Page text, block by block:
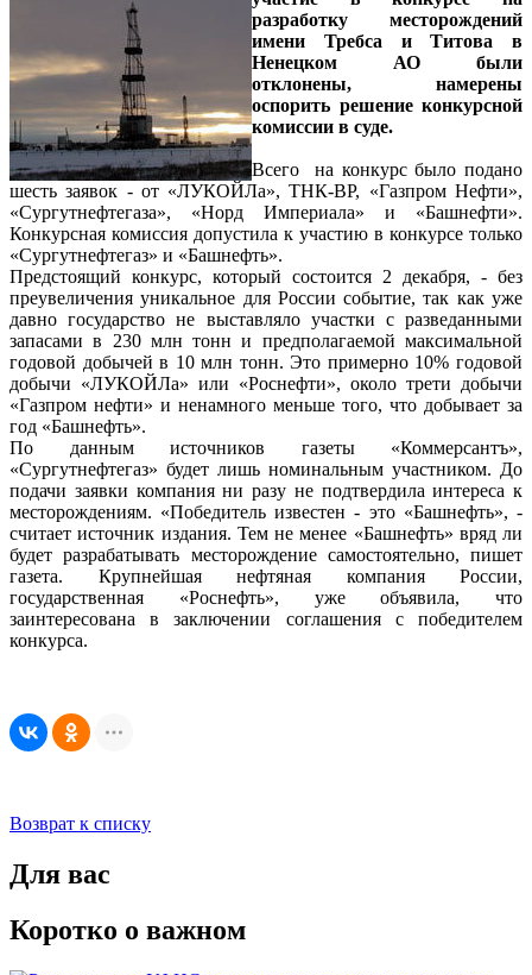
разработку месторождений
имени Требса и Титова в
Ненецком АО были
отклонены, намерены
оспорить решение конкурсной
комиссии в суде.
Всего на конкурс было подано
шесть заявок - от «ЛУКОЙЛа», ТНК-ВР, «Газпром Нефти»,
«Сургутнефтегаза», «Норд Империала» и «Башнефти».
Конкурсная комиссия допустила к участию в конкурсе только
«Сургутнефтегаз» и «Башнефть».
Предстоящий конкурс, который состоится 2 декабря, - без
преувеличения уникальное для России событие, так как уже
давно государство не выставляло участки с разведанными
запасами в 230 млн тонн и предполагаемой максимальной
годовой добычей в 10 млн тонн. Это примерно 10% годовой
добычи «ЛУКОЙЛа» или «Роснефти», около трети добычи
«Газпром нефти» и ненамного меньше того, что добывает за
год «Башнефть».
По данным источников газеты «Коммерсантъ»,
«Сургутнефтегаз» будет лишь номинальным участником. До
подачи заявки компания ни разу не подтвердила интереса к
месторождениям. «Победитель известен - это «Башнефть», -
считает источник издания. Тем не менее «Башнефть» вряд ли
будет разрабатывать месторождение самостоятельно, пишет
газета. Крупнейшая нефтяная компания России,
государственная «Роснефть», уже объявила, что
заинтересована в заключении соглашения с победителем
конкурса.
Возврат к списку
Для вас
Коротко о важном